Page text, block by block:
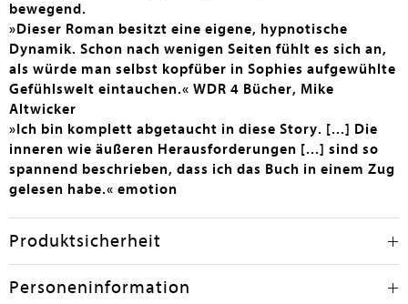
bewegend.
»Dieser Roman besitzt eine eigene, hypnotische
Dynamik. Schon nach wenigen Seiten fühlt es sich an,
als würde man selbst kopfüber in Sophies aufgewühlte
Gefühlswelt eintauchen.« WDR 4 Bücher, Mike
Altwicker
»Ich bin komplett abgetaucht in diese Story. [...] Die
inneren wie äußeren Herausforderungen [...] sind so
spannend beschrieben, dass ich das Buch in einem Zug
gelesen habe.« emotion
Produktsicherheit
Personeninformation